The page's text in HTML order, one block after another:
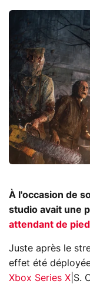
À l'occasion de
studio avait une
attendant de
Juste après le
effet été
Xbox Series X |S.